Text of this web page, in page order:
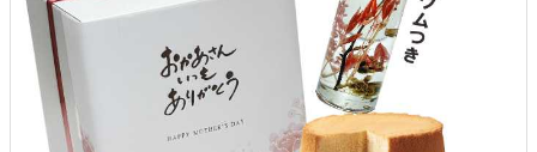
引出物ギフト
カタログギフト
ブライダルバッグ